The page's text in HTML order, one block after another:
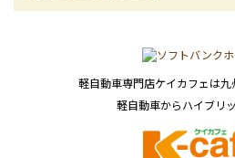
軽自動車専門店ケイカフェは
軽自動車からハイブリ